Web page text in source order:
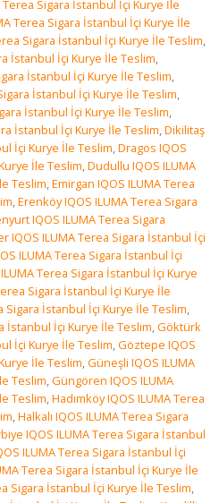
Terea Sigara İstanbul İçi Kurye İle
Terea Sigara İstanbul İçi Kurye İle
Sigara İstanbul İçi Kurye İle Teslim,
İstanbul İçi Kurye İle Teslim,
İstanbul İçi Kurye İle Teslim,
İstanbul İçi Kurye İle Teslim,
İstanbul İçi Kurye İle Teslim,
İstanbul İçi Kurye İle Teslim,Dikilitaş
İçi Kurye İle Teslim,Dragos IQOS
İle Teslim,Dudullu IQOS ILUMA
Teslim,Emirgan IQOS ILUMA Terea
,Erenköy IQOS ILUMA Terea Sigara
IQOS ILUMA Terea Sigara
IQOS ILUMA Terea Sigara İstanbul İçi
ILUMA Terea Sigara İstanbul İçi
Terea Sigara İstanbul İçi Kurye
Sigara İstanbul İçi Kurye İle
Sigara İstanbul İçi Kurye İle Teslim,
İstanbul İçi Kurye İle Teslim,Göktürk
İçi Kurye İle Teslim,Göztepe IQOS
İle Teslim,Güneşli IQOS ILUMA
Teslim,Güngören IQOS ILUMA
Teslim,Hadımköy IQOS ILUMA Terea
,Halkalı IQOS ILUMA Terea Sigara
IQOS ILUMA Terea Sigara İstanbul
ILUMA Terea Sigara İstanbul İçi
Terea Sigara İstanbul İçi Kurye İle
Sigara İstanbul İçi Kurye İle Teslim,